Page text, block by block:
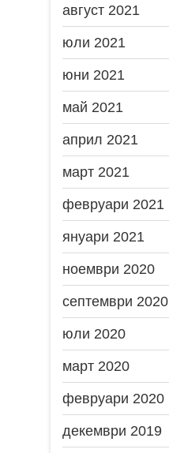
август 2021
юли 2021
юни 2021
май 2021
април 2021
март 2021
февруари 2021
януари 2021
ноември 2020
септември 2020
юли 2020
март 2020
февруари 2020
декември 2019